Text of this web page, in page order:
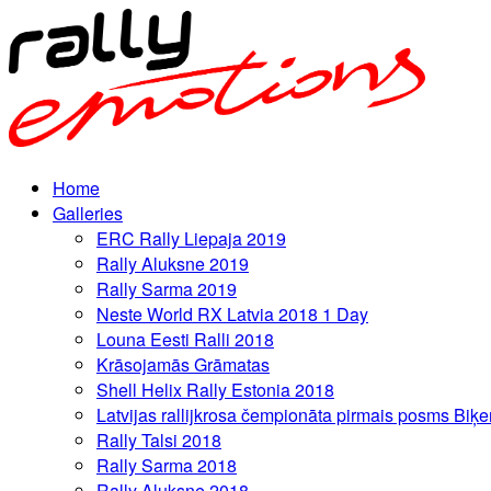
Home
Galleries
ERC Rally Liepaja 2019
Rally Aluksne 2019
Rally Sarma 2019
Neste World RX Latvia 2018 1 Day
Louna Eesti Ralli 2018
Krāsojamās Grāmatas
Shell Helix Rally Estonia 2018
Latvijas rallijkrosa čempionāta pirmais posms
Rally Talsi 2018
Rally Sarma 2018